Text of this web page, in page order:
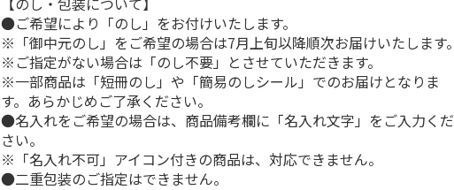
(送料・税込)
●ご希望により「のし」をお付けいたします。
※「御中元のし」をご希望の場合は7月上旬以降順次お届けいたします。
※ご指定がない場合は「のし不要」とさせていただきます。
※一部商品は「短冊のし」や「簡易のしシール」でのお届けとなりま
す。あらかじめご了承ください。
●名入れをご希望の場合は、商品備考欄に「名入れ文字」をご入力くだ
さい。
※「名入れ不可」アイコン付きの商品は、対応できません。
●二重包装のご指定はできません。